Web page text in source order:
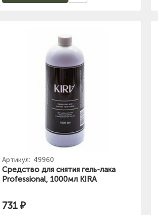
Артикул: 49960
Средство для снятия гель-лака
Professional, 1000мл KIRA
731 ₽